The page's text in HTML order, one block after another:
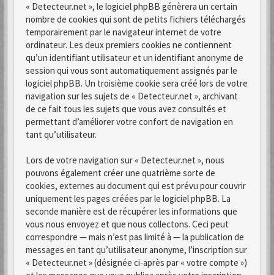
« Detecteur.net », le logiciel phpBB génèrera un certain
nombre de cookies qui sont de petits fichiers téléchargés
temporairement par le navigateur internet de votre
ordinateur. Les deux premiers cookies ne contiennent
qu’un identifiant utilisateur et un identifiant anonyme de
session qui vous sont automatiquement assignés par le
logiciel phpBB. Un troisième cookie sera créé lors de votre
navigation sur les sujets de « Detecteur.net », archivant
de ce fait tous les sujets que vous avez consultés et
permettant d’améliorer votre confort de navigation en
tant qu’utilisateur.
Lors de votre navigation sur « Detecteur.net », nous
pouvons également créer une quatrième sorte de
cookies, externes au document qui est prévu pour couvrir
uniquement les pages créées par le logiciel phpBB. La
seconde manière est de récupérer les informations que
vous nous envoyez et que nous collectons. Ceci peut
correspondre — mais n’est pas limité à — la publication de
messages en tant qu’utilisateur anonyme, l’inscription sur
« Detecteur.net » (désignée ci-après par « votre compte »)